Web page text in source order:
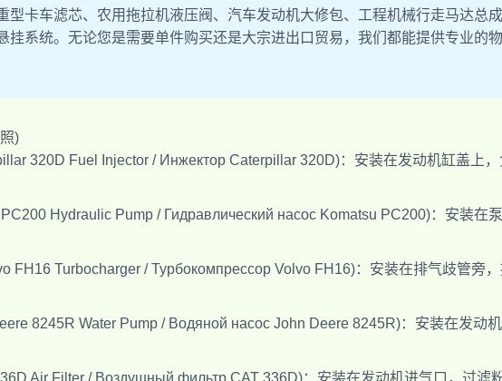
型卡车滤芯、农用拖拉机液压阀、汽车发动机大修包、工程机械行走马达总成
挂系统。无论您是需要单件购买还是大宗进出口贸易，我们都能提供专业的
)
320D Fuel Injector / Инжектор Caterpillar 320D)：安装在发动机缸盖上，
Hydraulic Pump / Гидравлический насос Komatsu PC200)：安装在
FH16 Turbocharger / Турбокомпрессор Volvo FH16)：安装在排气歧管旁，
8245R Water Pump / Водяной насос John Deere 8245R)：安装在发动
Air Filter / Воздушный фильтр CAT 336D)：安装在发动机进气口，过滤